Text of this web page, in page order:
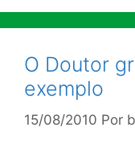
O Doutor
exemplo
15/08/2010 Por